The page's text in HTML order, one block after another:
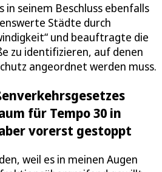
in seinem Beschluss ebenfalls
Städte durch
und beauftragte die
zu identifizieren, auf denen
angeordnet werden muss.
für Tempo 30 in
vorerst gestoppt
weil es in meinen Augen